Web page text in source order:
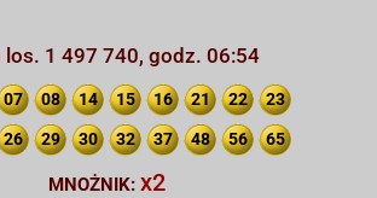
los. 1 497 740, godz. 06:54
07 08 14 15 16 21 22 23
26 29 30 32 37 48 56 65
MNOŻNIK: x2